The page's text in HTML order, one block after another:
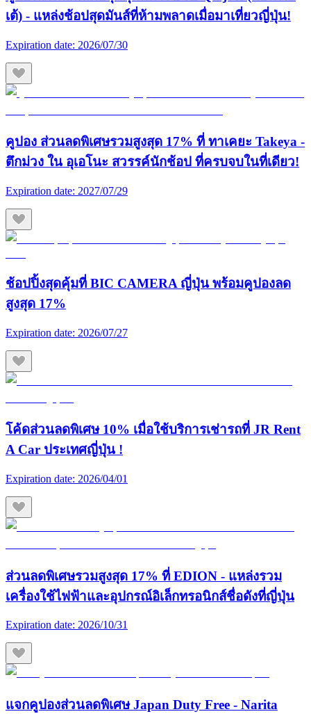
เต้) - แหล่งช้อปสุดมันส์ที่ห้ามพลาดเมื่อมาเที่ยวญี่ปุ่น!
Expiration date: 2026/07/30
คูปอง ส่วนลดพิเศษรวมสูงสุด 17% ที่ ทาเคยะ Takeya -
ตึกม่วง ใน อุเอโนะ สวรรค์นักช้อป ที่ครบจบในที่เดียว!
Expiration date: 2027/07/29
ช้อปปิ้งสุดคุ้มที่ BIC CAMERA ญี่ปุ่น พร้อมคูปองลด
สูงสุด 17%
Expiration date: 2026/07/27
โค้ดส่วนลดพิเศษ 10% เมื่อใช้บริการเช่ารถที่ JR Rent
A Car ประเทศญี่ปุ่น !
Expiration date: 2026/04/01
ส่วนลดพิเศษรวมสูงสุด 17% ที่ EDION - แหล่งรวม
เครื่องใช้ไฟฟ้าและอุปกรณ์อิเล็กทรอนิกส์ชื่อดังที่ญี่ปุ่น
Expiration date: 2026/10/31
แจกคูปองส่วนลดพิเศษ Japan Duty Free - Narita